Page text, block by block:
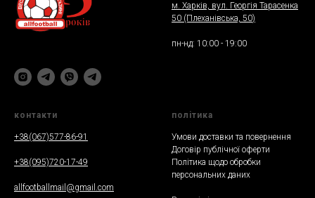
м. Харкiв, вул. Георгія Тарасенка
50 (Плеханiвська, 50)
пн-нд: 10:00 - 19:00
контакти
+38(067)577-86-91
+38(095)720-17-49
allfootballmail@gmail.com
полiтика
Умови доставки та повернення
Договір публічної оферти
Політика щодо обробки
персональних даних